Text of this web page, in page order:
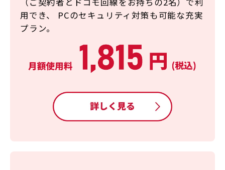
用でき、
PCのセキュリティ対策も可能な充実
プラン。